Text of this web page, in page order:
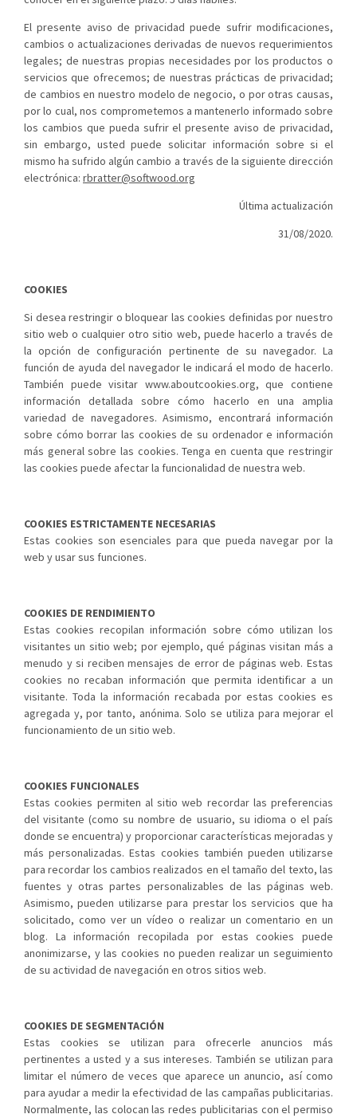
El presente aviso de privacidad puede sufrir modificaciones,
cambios o actualizaciones derivadas de nuevos requerimientos
legales; de nuestras propias necesidades por los productos o
servicios que ofrecemos; de nuestras prácticas de privacidad;
de cambios en nuestro modelo de negocio, o por otras causas,
por lo cual, nos comprometemos a mantenerlo informado sobre
los cambios que pueda sufrir el presente aviso de privacidad,
sin embargo, usted puede solicitar información sobre si el
mismo ha sufrido algún cambio a través de la siguiente dirección
electrónica: rbratter@softwood.org
Última actualización
31/08/2020.
COOKIES
Si desea restringir o bloquear las cookies definidas por nuestro
sitio web o cualquier otro sitio web, puede hacerlo a través de
la opción de configuración pertinente de su navegador. La
función de ayuda del navegador le indicará el modo de hacerlo.
También puede visitar www.aboutcookies.org, que contiene
información detallada sobre cómo hacerlo en una amplia
variedad de navegadores. Asimismo, encontrará información
sobre cómo borrar las cookies de su ordenador e información
más general sobre las cookies. Tenga en cuenta que restringir
las cookies puede afectar la funcionalidad de nuestra web.
COOKIES ESTRICTAMENTE NECESARIAS
Estas cookies son esenciales para que pueda navegar por la
web y usar sus funciones.
COOKIES DE RENDIMIENTO
Estas cookies recopilan información sobre cómo utilizan los
visitantes un sitio web; por ejemplo, qué páginas visitan más a
menudo y si reciben mensajes de error de páginas web. Estas
cookies no recaban información que permita identificar a un
visitante. Toda la información recabada por estas cookies es
agregada y, por tanto, anónima. Solo se utiliza para mejorar el
funcionamiento de un sitio web.
COOKIES FUNCIONALES
Estas cookies permiten al sitio web recordar las preferencias
del visitante (como su nombre de usuario, su idioma o el país
donde se encuentra) y proporcionar características mejoradas y
más personalizadas. Estas cookies también pueden utilizarse
para recordar los cambios realizados en el tamaño del texto, las
fuentes y otras partes personalizables de las páginas web.
Asimismo, pueden utilizarse para prestar los servicios que ha
solicitado, como ver un vídeo o realizar un comentario en un
blog. La información recopilada por estas cookies puede
anonimizarse, y las cookies no pueden realizar un seguimiento
de su actividad de navegación en otros sitios web.
COOKIES DE SEGMENTACIÓN
Estas cookies se utilizan para ofrecerle anuncios más
pertinentes a usted y a sus intereses. También se utilizan para
limitar el número de veces que aparece un anuncio, así como
para ayudar a medir la efectividad de las campañas publicitarias.
Normalmente, las colocan las redes publicitarias con el permiso